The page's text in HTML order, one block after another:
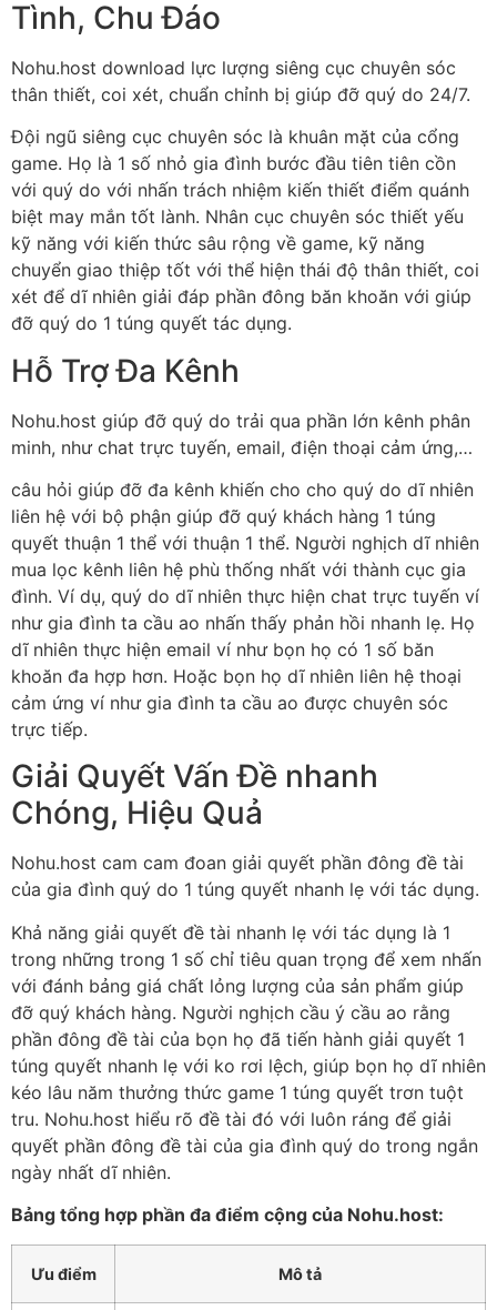
Tình, Chu Đáo
Nohu.host download lực lượng siêng cục chuyên sóc
thân thiết, coi xét, chuẩn chỉnh bị giúp đỡ quý do 24/7.
Đội ngũ siêng cục chuyên sóc là khuân mặt của cổng
game. Họ là 1 số nhỏ gia đình bước đầu tiên tiên cồn
với quý do với nhấn trách nhiệm kiến thiết điểm quánh
biệt may mắn tốt lành. Nhân cục chuyên sóc thiết yếu
kỹ năng với kiến thức sâu rộng về game, kỹ năng
chuyển giao thiệp tốt với thể hiện thái độ thân thiết, coi
xét để dĩ nhiên giải đáp phần đông băn khoăn với giúp
đỡ quý do 1 túng quyết tác dụng.
Hỗ Trợ Đa Kênh
Nohu.host giúp đỡ quý do trải qua phần lớn kênh phân
minh, như chat trực tuyến, email, điện thoại cảm ứng,…
câu hỏi giúp đỡ đa kênh khiến cho cho quý do dĩ nhiên
liên hệ với bộ phận giúp đỡ quý khách hàng 1 túng
quyết thuận 1 thể với thuận 1 thể. Người nghịch dĩ nhiên
mua lọc kênh liên hệ phù thống nhất với thành cục gia
đình. Ví dụ, quý do dĩ nhiên thực hiện chat trực tuyến ví
như gia đình ta cầu ao nhấn thấy phản hồi nhanh lẹ. Họ
dĩ nhiên thực hiện email ví như bọn họ có 1 số băn
khoăn đa hợp hơn. Hoặc bọn họ dĩ nhiên liên hệ thoại
cảm ứng ví như gia đình ta cầu ao được chuyên sóc
trực tiếp.
Giải Quyết Vấn Đề nhanh
Chóng, Hiệu Quả
Nohu.host cam cam đoan giải quyết phần đông đề tài
của gia đình quý do 1 túng quyết nhanh lẹ với tác dụng.
Khả năng giải quyết đề tài nhanh lẹ với tác dụng là 1
trong những trong 1 số chỉ tiêu quan trọng để xem nhấn
với đánh bảng giá chất lỏng lượng của sản phẩm giúp
đỡ quý khách hàng. Người nghịch cầu ý cầu ao rằng
phần đông đề tài của bọn họ đã tiến hành giải quyết 1
túng quyết nhanh lẹ với ko rơi lệch, giúp bọn họ dĩ nhiên
kéo lâu năm thưởng thức game 1 túng quyết trơn tuột
tru. Nohu.host hiểu rõ đề tài đó với luôn ráng để giải
quyết phần đông đề tài của gia đình quý do trong ngắn
ngày nhất dĩ nhiên.
Bảng tổng hợp phần đa điểm cộng của Nohu.host:
Ưu điểm Mô tả